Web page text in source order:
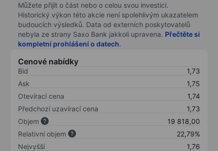
Můžete přijít o část nebo o celou svou investici.
Historický výkon této akcie není spolehlivým ukazatelem
budoucích výsledků. Data od externích poskytovatelů
nebyla ze strany Saxo Bank jakkoli upravena. Přečtěte si
kompletní prohlášení o datech.
Cenové nabídky
Bid
1,73
Ask
1,75
Otevírací cena
1,74
Předchozí uzavírací cena
1,73
Objem
19 818,00
Relativní objem
22,79%
Nejvyšší
1,76